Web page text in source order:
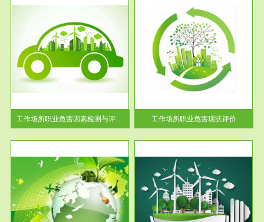
工作场所职业危害因素检测与评价...
服务范围
工作场所职业危害现状评价
【现状评价意义】：具体因素---
-通过质谱分析等多种手段明确
工作场...
工作场所职业危害现状评价
服务范围
废气测试